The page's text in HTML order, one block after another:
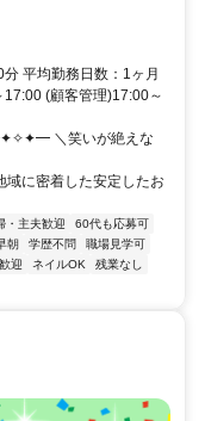
平均勤務日数：1ヶ月
(顧客管理)17:00～
＼笑いが絶えな
着した安定したお
・主夫歓迎
60代も応募可
朝 学歴不問
職場見学可
迎 ネイルOK
残業なし